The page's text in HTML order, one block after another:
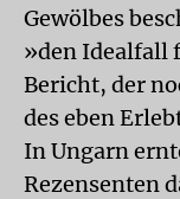
Gewölbes
»den Idealfall
Bericht, der
des eben
In Ungarn
Rezensenten